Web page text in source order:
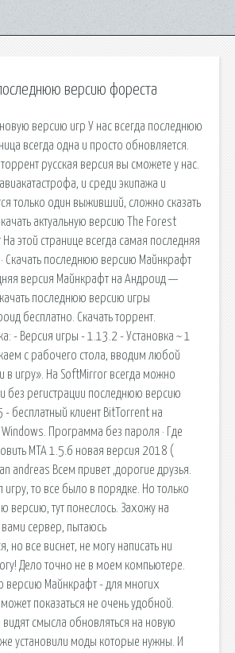
версию фореста
версию игр У нас всегда последнюю
всегда одна и просто обновляется.
русская версия вы сможете у нас.
и среди экипажа и
только один выживший, сложно сказать
актуальную версию The Forest
этой странице всегда самая последняя
Скачать последнюю версию Майнкрафт
версия Майнкрафт на Андроид —
последнюю версию игры
бесплатно. Скачать торрент.
- Версия игры - 1.13.2 - Установка ~ 1
с рабочего стола, вводим любой
в игру». На SoftMirror всегда можно
и без регистрации последнюю версию
- бесплатный клиент BitTorrent на
Программа без пароля · Где
МТА 1.5.6 новая версия 2018 (
andreas Всем привет ,дорогие друзья.
игру, то все было в порядке. Но только
версию, тут понеслось. Захожу на
сервер, пытаюсь
но все виснет, не могу написать ни
Дело точно не в моем компьютере.
версию Майнкрафт - для многих
показаться не очень удобной.
видят смысла обновляться на новую
установили моды которые нужны. И